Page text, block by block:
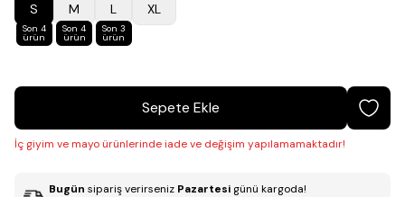
S
Son 4
ürün
M
Son 4
ürün
L
Son 3
ürün
XL
Sepete Ekle
İç giyim ve mayo ürünlerinde iade ve değişim yapılamamaktadır!
Bugün sipariş verirseniz Pazartesi günü kargoda!